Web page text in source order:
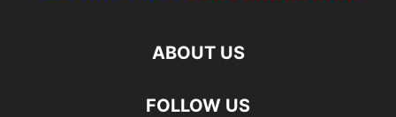
ABOUT US
FOLLOW US